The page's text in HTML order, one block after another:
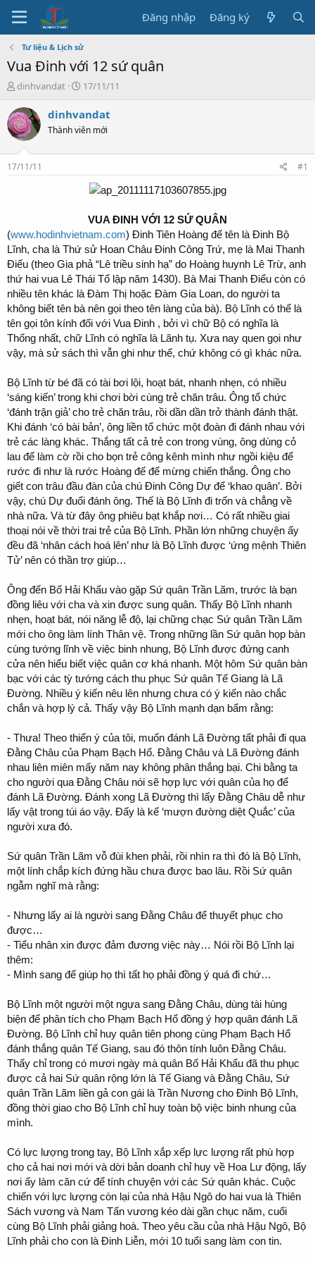
Đăng nhập Đăng ký
Tư liệu & Lịch sử
Vua Đinh với 12 sứ quân
T
r
e
a
s
t
r
dinhvandat
N
à
y
b
17/11/11
dinhvandat
Thành viên mới
17/11/11 #1
VUA ĐINH VỚI 12 SỨ QUÂN
(www.hodinhvietnam.com) Đinh Tiên Hoàng đế tên là Đinh Bộ
Lĩnh, cha là Thứ sử Hoan Châu Đinh Công Trứ, mẹ là Mai Thanh
Điểu (theo Gia phả “Lê triều sinh hạ” do Hoàng huynh Lê Trừ, anh
thứ hai vua Lê Thái Tổ lập năm 1430). Bà Mai Thanh Điểu còn có
nhiều tên khác là Đàm Thị hoặc Đàm Gia Loan, do người ta
không biết tên bà nên gọi theo tên làng của bà). Bộ Lĩnh có thể là
tên gọi tôn kính đối với Vua Đinh , bởi vì chữ Bộ có nghĩa là
Thống nhất, chữ Lĩnh có nghĩa là Lãnh tụ. Xưa nay quen gọi như
vậy, mà sử sách thì vẫn ghi như thế, chứ không có gì khác nữa.
Bộ Lĩnh từ bé đã có tài bơi lội, hoạt bát, nhanh nhẹn, có nhiều
‘sáng kiến’ trong khi chơi bời cùng trẻ chăn trâu. Ông tổ chức
‘đánh trận giả’ cho trẻ chăn trâu, rồi dần dần trở thành đánh thật.
Khi đánh ‘có bài bản’, ông liền tổ chức một đoàn đi đánh nhau với
trẻ các làng khác. Thắng tất cả trẻ con trong vùng, ông dùng cỏ
lau để làm cờ rồi cho bọn trẻ công kênh mình như ngồi kiệu để
rước đi như là rước Hoàng đế để mừng chiến thắng. Ông cho
giết con trâu đầu đàn của chú Đinh Công Dự để ‘khao quân’. Bởi
vậy, chú Dự đuổi đánh ông. Thế là Bộ Lĩnh đi trốn và chẳng về
nhà nữa. Và từ đây ông phiêu bạt khắp nơi… Có rất nhiều giai
thoại nói về thời trai trẻ của Bộ Lĩnh. Phần lớn những chuyện ấy
đều đã ‘nhân cách hoá lên’ như là Bộ Lĩnh được ‘ứng mệnh Thiên
Tử’ nên có thần trợ giúp…
Ông đến Bố Hải Khẩu vào gặp Sứ quân Trần Lãm, trước là bạn
đồng liêu với cha và xin được sung quân. Thấy Bộ Lĩnh nhanh
nhẹn, hoạt bát, nói năng lễ độ, lại chững chạc Sứ quân Trần Lãm
mới cho ông làm lính Thân vệ. Trong những lần Sứ quân họp bàn
cùng tướng lĩnh về việc binh nhung, Bộ Lĩnh được đứng canh
cửa nên hiểu biết việc quân cơ khá nhanh. Một hôm Sứ quân bàn
bạc với các tỳ tướng cách thu phục Sứ quân Tế Giang là Lã
Đường. Nhiều ý kiến nêu lên nhưng chưa có ý kiến nào chắc
chắn và hợp lý cả. Thấy vậy Bộ Lĩnh mạnh dạn bẩm rằng:
- Thưa! Theo thiển ý của tôi, muốn đánh Lã Đường tất phải đi qua
Đằng Châu của Phạm Bạch Hổ. Đằng Châu và Lã Đường đánh
nhau liên miên mấy năm nay không phân thắng bại. Chi bằng ta
cho người qua Đằng Châu nói sẽ hợp lực với quân của họ để
đánh Lã Đường. Đánh xong Lã Đường thì lấy Đằng Châu dễ như
lấy vật trong túi áo vậy. Đấy là kế ‘mượn đường diệt Quắc’ của
người xưa đó.
Sứ quân Trần Lãm vỗ đùi khen phải, rồi nhìn ra thì đó là Bộ Lĩnh,
một lính chắp kích đứng hầu chưa được bao lâu. Rồi Sứ quân
ngẫm nghĩ mà rằng:
- Nhưng lấy ai là người sang Đằng Châu để thuyết phục cho
được…
- Tiểu nhân xin được đảm đương việc này… Nói rồi Bộ Lĩnh lại
thêm:
- Mình sang để giúp họ thì tất họ phải đồng ý quá đi chứ…
Bộ Lĩnh một người một ngựa sang Đằng Châu, dùng tài hùng
biện để phân tích cho Phạm Bạch Hổ đồng ý hợp quân đánh Lã
Đường. Bộ Lĩnh chỉ huy quân tiên phong cùng Phạm Bạch Hổ
đánh thắng quân Tế Giang, sau đó thôn tính luôn Đằng Châu.
Thấy chỉ trong có mươi ngày mà quân Bố Hải Khẩu đã thu phục
được cả hai Sứ quân rộng lớn là Tế Giang và Đằng Châu, Sứ
quân Trần Lãm liền gả con gái là Trần Nương cho Đinh Bộ Lĩnh,
đồng thời giao cho Bộ Lĩnh chỉ huy toàn bộ việc binh nhung của
mình.
Có lực lượng trong tay, Bộ Lĩnh xắp xếp lực lượng rất phù hợp
cho cả hai nơi mới và dời bản doanh chỉ huy về Hoa Lư động, lấy
nơi ấy làm căn cứ để tính chuyện với các Sứ quân khác. Cuộc
chiến với lực lượng còn lại của nhà Hậu Ngô do hai vua là Thiên
Sách vương và Nam Tấn vương kéo dài gần chục năm, cuối
cùng Bộ Lĩnh phải giảng hoà. Theo yêu cầu của nhà Hậu Ngô, Bộ
Lĩnh phải cho con là Đinh Liễn, mới 10 tuổi sang làm con tin.